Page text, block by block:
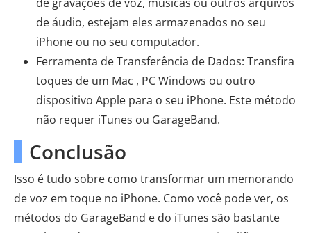
de áudio, estejam eles armazenados no seu
iPhone ou no seu computador.
Ferramenta de Transferência de Dados: Transfira
toques de um Mac , PC Windows ou outro
dispositivo Apple para o seu iPhone. Este método
não requer iTunes ou GarageBand.
Conclusão
Isso é tudo sobre como transformar um memorando
de voz em toque no iPhone. Como você pode ver, os
métodos do GarageBand e do iTunes são bastante